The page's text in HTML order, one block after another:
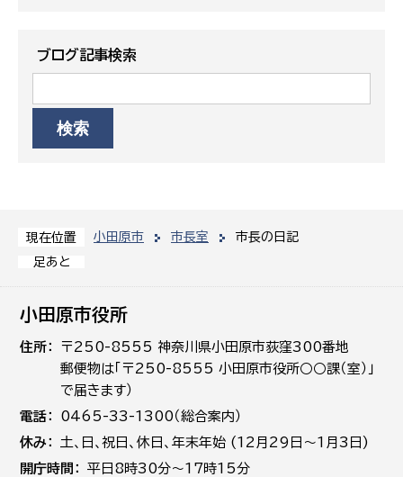
現在位置 小田原市 市長室
市長の日記
足あと
ブログ記事検索
小田原市役所
住所
〒250-8555 神奈川県小田原市荻窪300番地
郵便物は「〒250-8555 小田原市役所○○課（室）」
で届きます）
電話
0465-33-1300（総合案内）
休み
土､日､祝日、休日、年末年始 (12月29日～1月3日)
開庁時間
平日8時30分～17時15分